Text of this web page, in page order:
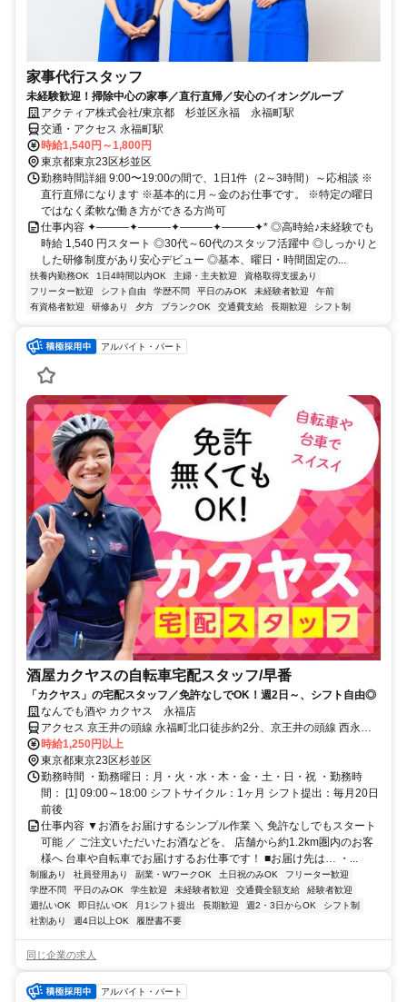
家事代行スタッフ
未経験歓迎！掃除中心の家事／直行直帰／安心のイオングループ
アクティア株式会社/東京都 杉並区永福 永福町駅
交通・アクセス 永福町駅
時給1,540円～1,800円
東京都東京23区杉並区
勤務時間詳細 9:00〜19:00の間で、1日1件（2～3時間）～応相談 ※
直行直帰になります ※基本的に月～金のお仕事です。 ※特定の曜日
ではなく柔軟な働き方ができる方尚可
仕事内容 ✦———✦———✦———✦———✦* ◎高時給♪未経験でも
時給 1,540 円スタート ◎30代～60代のスタッフ活躍中 ◎しっかりと
した研修制度があり安心デビュー ◎基本、曜日・時間固定の...
扶養内勤務OK 1日4時間以内OK 主婦・主夫歓迎
資格取得支援あり
フリーター歓迎
シフト自由 学歴不問 平日のみOK 未経験者歓迎
午前
有資格者歓迎
研修あり 夕方 ブランクOK 交通費支給 長期歓迎 シフト制
アルバイト・パート
酒屋カクヤスの自転車宅配スタッフ/早番
「カクヤス」の宅配スタッフ／免許なしでOK！週2日～、シフト自由◎
なんでも酒や カクヤス 永福店
アクセス 京王井の頭線 永福町北口徒歩約2分、京王井の頭線 西永福
北口徒歩約11分、京王線 下高井戸北口徒歩約13分 ※マイカー（車・
バイク）通勤不可
時給1,250円以上
東京都東京23区杉並区
勤務時間 ・勤務曜日：月・火・水・木・金・土・日・祝 ・勤務時
間： [1] 09:00～18:00 シフトサイクル：1ヶ月 シフト提出：毎月20日
前後
仕事内容 ▼お酒をお届けするシンプル作業 ＼ 免許なしでもスタート
可能 ／ ご注文いただいたお酒などを、 店舗から約1.2km圏内のお客
様へ 台車や自転車でお届けするお仕事です！ ■お届け先は… ・...
制服あり 社員登用あり 副業・WワークOK 土日祝のみOK
フリーター歓迎
学歴不問
平日のみOK 学生歓迎 未経験者歓迎 交通費全額支給
経験者歓迎
週払いOK
即日払いOK 月1シフト提出 長期歓迎 週2・3日からOK
シフト制
社割あり
週4日以上OK 履歴書不要
同じ企業の求人
アルバイト・パート